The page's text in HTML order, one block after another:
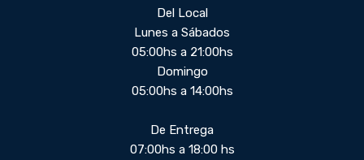
Del Local
Lunes a Sábados
05:00hs a 21:00hs
Domingo
05:00hs a 14:00hs
De Entrega
07:00hs a 18:00 hs